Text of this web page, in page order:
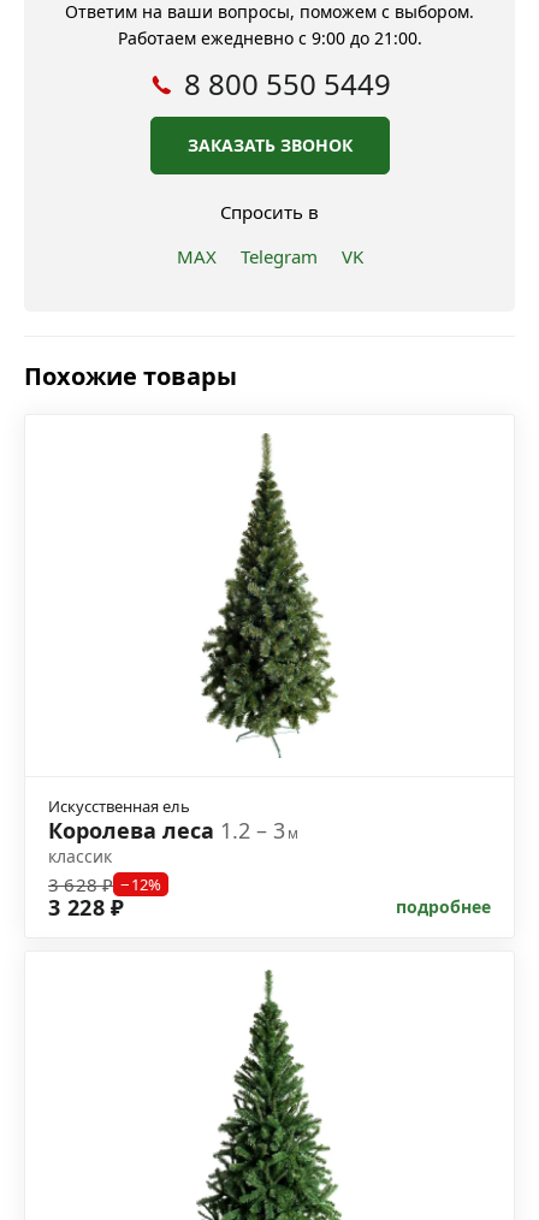
Ответим на ваши вопросы, поможем с выбором.
Работаем ежедневно с 9:00 до 21:00.
8 800 550 5449
ЗАКАЗАТЬ ЗВОНОК
Спросить в
MAX
Telegram VK
Похожие товары
Искусственная ель
Королева леса 1.2 – 3м
классик
3 628 ₽ −12%
3 228 ₽ подробнее